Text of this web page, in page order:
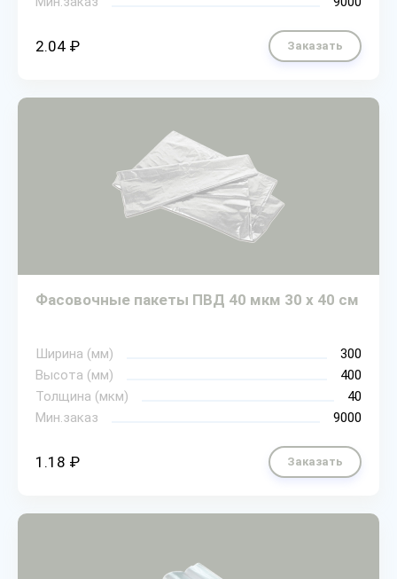
2.04 ₽ Заказать
Фасовочные пакеты ПВД 40 мкм 30 х 40 см
Ширина (мм)
300
Высота (мм)
400
Толщина (мкм)
40
Мин.заказ
9000
1.18 ₽ Заказать